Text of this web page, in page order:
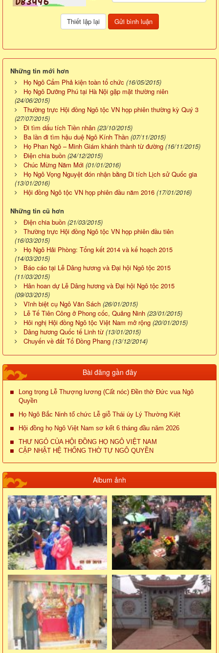
Những tin mới hơn
Họ Ngô Cẩm Phả kiện toàn tổ chức (16/05/2015)
Họ Ngô Dưỡng Phú tại Hà Nội gặp mặt thường niên
(24/06/2015)
Thường trực Hội đồng Ngô tộc VN họp phiên thường kỳ Quý 3
(27/07/2015)
Đi tìm dấu tích Tiền nhân (23/10/2015)
Ba lần đi tìm hậu duệ Ngô Kính Thần (07/11/2015)
Họ Phan Ngô – Minh Giám khánh thành từ đường (16/11/2015)
Điện chia buồn (24/12/2015)
Chúc Mừng Năm Mới (01/01/2016)
Họ Ngô Vọng Nguyệt đón nhận bằng Di tích Lịch sử Quốc gia
(13/01/2016)
Hội đồng Ngô tộc VN họp phiên đầu năm 2016 (17/01/2016)
Những tin cũ hơn
Điện chia buồn (21/03/2015)
Thường trực Hội đồng Ngô tộc VN họp phiên đầu tiên
(16/03/2015)
Họ Ngô Hải Phòng: Tổng kết 2014 và kế hoạch 2015
(14/03/2015)
Báo cáo tại Lễ Dâng hương và Đại hội Ngô tộc 2015
(11/03/2015)
Hân hoan dự Lễ Dâng hương và Đại hội Ngô tộc 2015
(09/03/2015)
Vĩnh biệt cụ Ngô Văn Sách (26/01/2015)
Lễ Tế Tiên Công ở Phong cốc, Quảng Ninh (23/01/2015)
Hôi nghị Hội đồng Ngô tộc Việt Nam mở rộng (20/01/2015)
Dâng hương Quốc tế Linh từ (13/01/2015)
Chuyến về đất Tổ Đồng Phang (13/12/2014)
Bài đăng gần đây
Long trọng Lễ Thượng lương (Cất nóc) Đền thờ Đức vua Ngô
Quyền
Họ Ngô Bắc Ninh tổ chức Lễ giỗ Thái úy Lý Thường Kiệt
Hội đồng họ Ngô Việt Nam sơ kết 6 tháng đầu năm 2026
THƯ NGỎ CỦA HỘI ĐỒNG HỌ NGÔ VIỆT NAM
CẬP NHẬT HỆ THỐNG THỜ TỰ NGÔ QUYỀN
Album ảnh